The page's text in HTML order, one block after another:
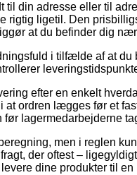
til din adresse eller til
rigtig ligetil. Den
at du befinder dig
i tilfælde af at
efter en enkelt
ordren lægges før et
lagermedarbejderne
men i reglen
der oftest –
dine produkter til en